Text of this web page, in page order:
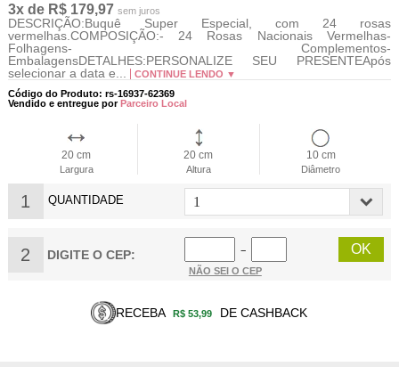
3x de R$ 179,97 sem juros
DESCRIÇÃO:Buquê Super Especial, com 24 rosas
vermelhas.COMPOSIÇÃO:- 24 Rosas Nacionais Vermelhas-
Folhagens- Complementos-
EmbalagensDETALHES:PERSONALIZE SEU PRESENTEApós
selecionar a data e...
CONTINUE LENDO ▼
Código do Produto: rs-16937-62369
Vendido e entregue porParceiro Local
20 cm
Largura
20 cm
Altura
10 cm
Diâmetro
1 QUANTIDADE
2 DIGITE O CEP:
−
NÃO SEI O CEP
RECEBA R$ 53,99 DE CASHBACK